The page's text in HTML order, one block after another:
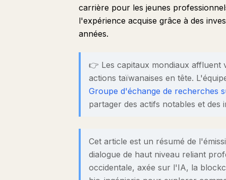
carrière pour les jeunes
l'expérience acquise grâce à des
années.
👉 Les capitaux mondiaux affluent
actions taïwanaises en tête.
Groupe d'échange de recherches
partager des actifs notables et des
Cet article est un résumé de
dialogue de haut niveau reliant
occidentale, axée sur l'IA, la